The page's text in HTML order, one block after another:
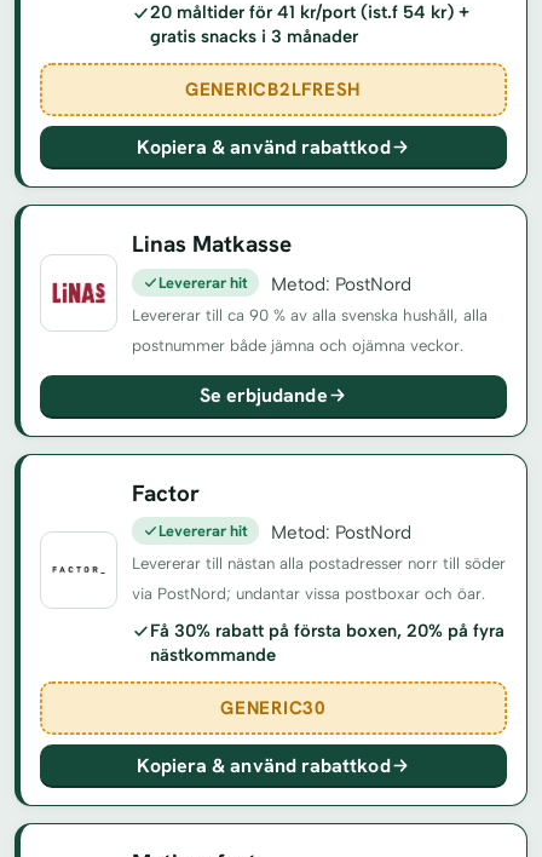
20 måltider för 41 kr/port (ist.f 54 kr) +
gratis snacks i 3 månader
GENERICB2LFRESH
Kopiera & använd rabattkod
Linas Matkasse
Levererar hit Metod: PostNord
Levererar till ca 90 % av alla svenska hushåll, alla
postnummer både jämna och ojämna veckor.
Se erbjudande
Factor
Levererar hit Metod: PostNord
Levererar till nästan alla postadresser norr till söder
via PostNord; undantar vissa postboxar och öar.
Få 30% rabatt på första boxen, 20% på fyra
nästkommande
GENERIC30
Kopiera & använd rabattkod